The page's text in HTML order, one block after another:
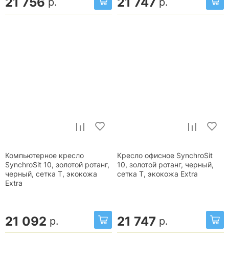
Компьютерное кресло
SynchroSit 10, золотой ротанг,
черный, сетка T, экокожа
Extra
21 092 р.
Кресло офисное SynchroSit
10, золотой ротанг, черный,
сетка T, экокожа Extra
21 747 р.